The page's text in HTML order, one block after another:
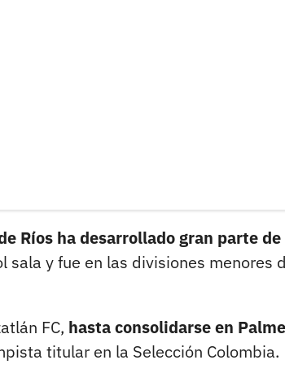
Ríos ha desarrollado gran parte de
sala y fue en las divisiones menores
FC, hasta consolidarse en
titular en la Selección Colombia.